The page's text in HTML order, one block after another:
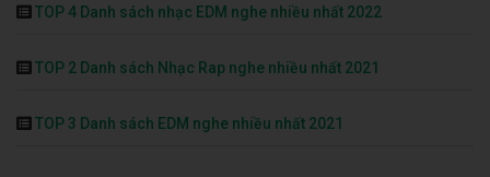
TOP 4 Danh sách nhạc EDM nghe nhiều nhất 2022
TOP 2 Danh sách Nhạc Rap nghe nhiều nhất 2021
TOP 3 Danh sách EDM nghe nhiều nhất 2021